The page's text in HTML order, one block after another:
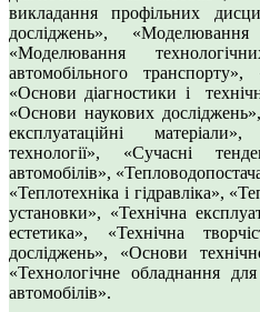
викладання профільних
досліджень», «Моделювання
«Моделювання
автомобільного
«Основи діагностики і
«Основи наукових
експлуатаційні
технології», «Сучасні
автомобілів»,
«Теплотехніка і гідравліка»,
установки», «Технічна
естетика», «Технічна
досліджень», «Основи
«Технологічне обладнання
автомобілів».